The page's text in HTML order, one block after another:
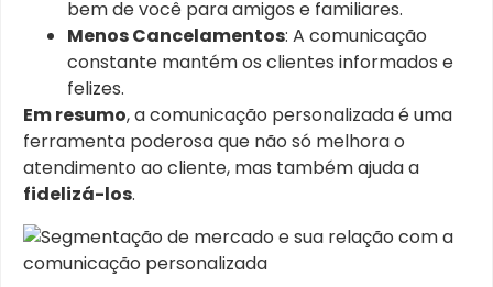
bem de você para amigos e familiares.
Menos Cancelamentos: A comunicação
constante mantém os clientes informados e
felizes.
Em resumo, a comunicação personalizada é uma
ferramenta poderosa que não só melhora o
atendimento ao cliente, mas também ajuda a
fidelizá-los.